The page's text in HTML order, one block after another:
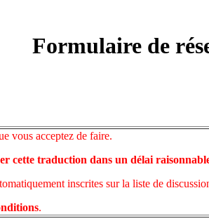
Formulaire de
vous acceptez de faire.
cette traduction dans un délai
inscrites sur la liste de
.